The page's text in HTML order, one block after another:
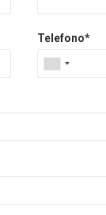
Telefono*